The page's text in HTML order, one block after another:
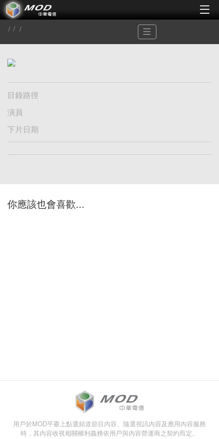
目錄路徑
演員
下片日期
你應該也會喜歡...
用戶於MOD平臺上點選頻道節目內容、隨選視訊內容及應用內容服務
時，其內容收視相關權利義務依用戶與內容營運商之契約而定。